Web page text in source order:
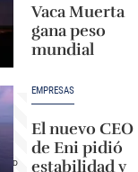
Vaca Muerta
gana peso
mundial
EMPRESAS
El nuevo CEO
de Eni pidió
estabilidad y